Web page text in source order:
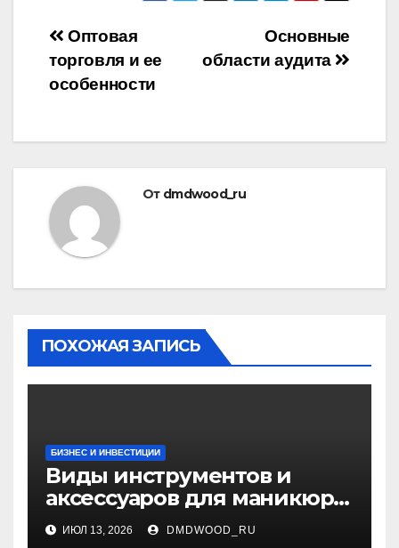
Навигация
по
Основные
области аудита
Оптовая
торговля и ее
особенности
От dmdwood_ru
ПОХОЖАЯ ЗАПИСЬ
БИЗНЕС И ИНВЕСТИЦИИ
Виды инструментов и
аксессуаров для маникюра
и педикюра
ИЮЛ 13, 2026 DMDWOOD_RU